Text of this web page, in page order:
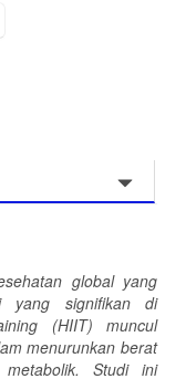
global yang
yang signifikan di
(HIIT) muncul
menurunkan berat
Studi ini